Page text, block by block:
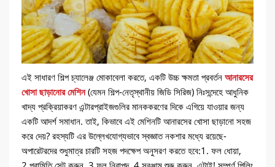
এই সাধারণ শিল্প চ্যালেঞ্জ মোকাবেলা করতে, একটি উচ্চ ক্ষমতা প্রবর্তন আনারসের
খোসা ছাড়ানোর মেশিন(যেমন শিল্প-নেতৃস্থানীয় জিডি সিরিজ) নিঃসন্দেহে আধুনিক
খাদ্য প্রক্রিয়াকরণ এন্টারপ্রাইজগুলির মানককরণের দিকে এগিয়ে যাওয়ার জন্য
একটি আদর্শ সমাধান. তাই, কিভাবে এই মেশিনটি আনারসের খোসা ছাড়ানো সহজ
করে দেয়? রহস্যটি এর উল্লেখযোগ্যভাবে স্বজ্ঞাত নকশার মধ্যে রয়েছে-
অপারেটরদের শুধুমাত্র চারটি সহজ পদক্ষেপ অনুসরণ করতে হবে:1. ফল ধোয়া,